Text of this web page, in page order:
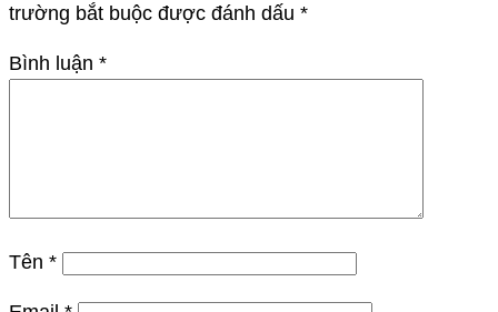
trường bắt buộc được đánh dấu *
Bình luận *
Tên *